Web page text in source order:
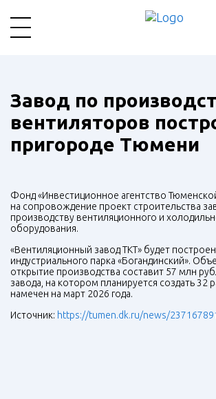
Завод по
вентиляторов
пригороде Тюмени
Фонд «Инвестиционное агентство
на сопровождение проект строительства
производству вентиляционного и
оборудования.
«Вентиляционный завод ТКТ» будет
индустриального парка «Богандинский».
открытие производства составит 57 млн
завода, на котором планируется создать 32
намечен на март 2026 года.
Источник: https://tumen.dk.ru/news/